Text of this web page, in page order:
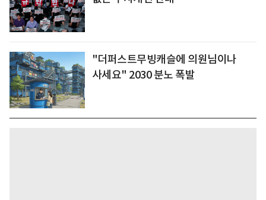
"더퍼스트무빙캐슬에 의원님이나
사세요" 2030 분노 폭발